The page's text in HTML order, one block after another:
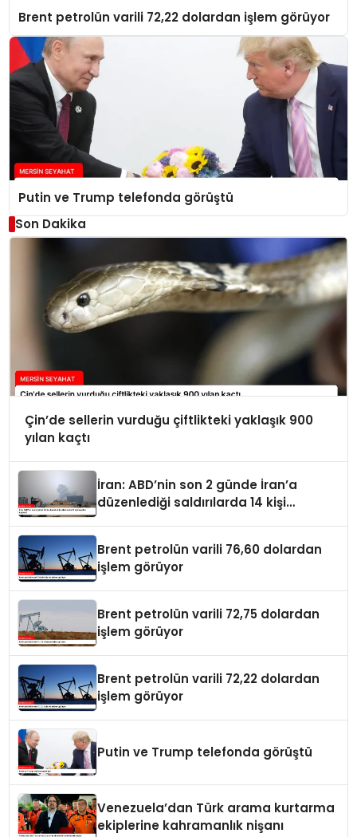
Brent petrolün varili 72,22 dolardan işlem görüyor
Putin ve Trump telefonda görüştü
Son Dakika
Çin’de sellerin vurduğu çiftlikteki yaklaşık 900
yılan kaçtı
İran: ABD’nin son 2 günde İran’a
düzenlediği saldırılarda 14 kişi
Brent petrolün varili 76,60 dolardan
işlem görüyor
Brent petrolün varili 72,75 dolardan
işlem görüyor
Brent petrolün varili 72,22 dolardan
işlem görüyor
Putin ve Trump telefonda görüştü
Venezuela’dan Türk arama kurtarma
ekiplerine kahramanlık nişanı